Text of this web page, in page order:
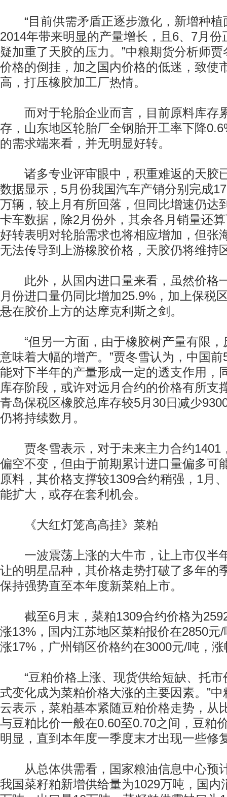
“目前供需矛盾正逐步激化，新增种植
2014年带来明显的产量增长，且6、7月份
疑加重了天胶的压力。”中粮期货分析师
价格的倒挂，加之国内价格的低迷，致使
高，打压橡胶加工厂热情。
而对于轮胎企业而言，目前原料库存
存，山东地区轮胎厂全钢胎开工率下降
的需求端来看，并无明显好转。
诸多专业评审眼中，积重难返的天胶
数据显示，5月份我国汽车产销分别完成
万辆，较上月有所回落，但同比增速仍达
卡车数据，除2月份外，其余各月销量还
好转表明对轮胎需求也将相应增加，但张
无法传导到上游橡胶价格，天胶仍将维持
此外，从国内进口量来看，虽然价格
月份进口量仍同比增加25.9%，加上保税
悬在胶价上方的达摩克利斯之剑。
“但另一方面，由于橡胶树产量有限，
意味着大幅的增产。”贾冬雪认为，中国
能对下半年的产量形成一定的透支作用，
库存阶段，或许对远月合约的价格有所支
青岛保税区橡胶总库存较5月30日减少
仍将持续数月。
贾冬雪表示，对于未来主力合约1401
偏空不变，但由于前期累计进口量偏多可
原料，其价格支撑较1309合约稍强，1月
能扩大，或存在套利机会。
《大红灯笼高高挂》菜粕
一波震荡上涨的大牛市，让上市仅半
让的明星品种，其价格走势打破了多年的
保持强势直至本年度新菜粕上市。
截至6月末，菜粕1309合约价格为
涨13%，国内江苏地区菜粕报价在2850元
涨17%，广州销区价格约在3000元/吨，
“豆粕价格上涨、现货供给短缺、托市
式变化成为菜粕价格大涨的主要因素。”
云表示，菜粕基本紧随豆粕价格走势，从
与豆粕比价一般在0.60至0.70之间，豆粕
明显，直到本年度一季度末才出现一些修
从总体供需看，国家粮油信息中心预
我国菜籽粕新增供给量为1029万吨，国内